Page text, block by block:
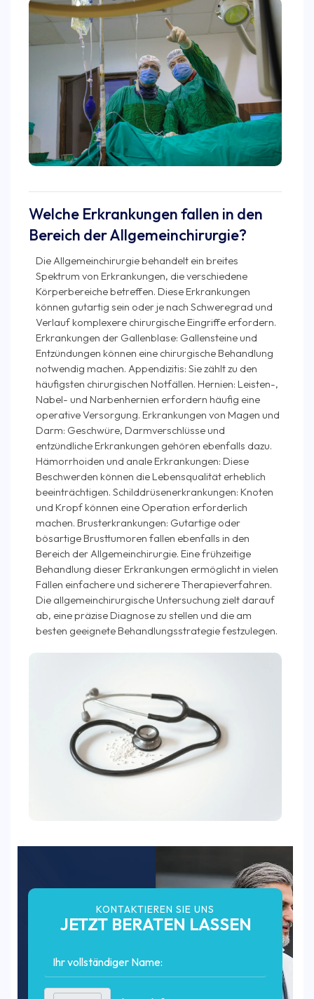
Welche Erkrankungen fallen in den
Bereich der Allgemeinchirurgie?
Die Allgemeinchirurgie behandelt ein breites
Spektrum von Erkrankungen, die verschiedene
Körperbereiche betreffen. Diese Erkrankungen
können gutartig sein oder je nach Schweregrad und
Verlauf komplexere chirurgische Eingriffe erfordern.
Erkrankungen der Gallenblase: Gallensteine und
Entzündungen können eine chirurgische Behandlung
notwendig machen. Appendizitis: Sie zählt zu den
häufigsten chirurgischen Notfällen. Hernien: Leisten-,
Nabel- und Narbenhernien erfordern häufig eine
operative Versorgung. Erkrankungen von Magen und
Darm: Geschwüre, Darmverschlüsse und
entzündliche Erkrankungen gehören ebenfalls dazu.
Hämorrhoiden und anale Erkrankungen: Diese
Beschwerden können die Lebensqualität erheblich
beeinträchtigen. Schilddrüsenerkrankungen: Knoten
und Kropf können eine Operation erforderlich
machen. Brusterkrankungen: Gutartige oder
bösartige Brusttumoren fallen ebenfalls in den
Bereich der Allgemeinchirurgie. Eine frühzeitige
Behandlung dieser Erkrankungen ermöglicht in vielen
Fällen einfachere und sicherere Therapieverfahren.
Die allgemein­chirurgische Untersuchung zielt darauf
ab, eine präzise Diagnose zu stellen und die am
besten geeignete Behandlungsstrategie festzulegen.
KONTAKTIEREN SIE UNS
JETZT BERATEN LASSEN